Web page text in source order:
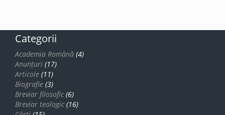
Categorii
Academia Română (4)
Anunțuri (17)
Articole (11)
Biografie (3)
Breviar filosofic(6)
Breviar teologic(16)